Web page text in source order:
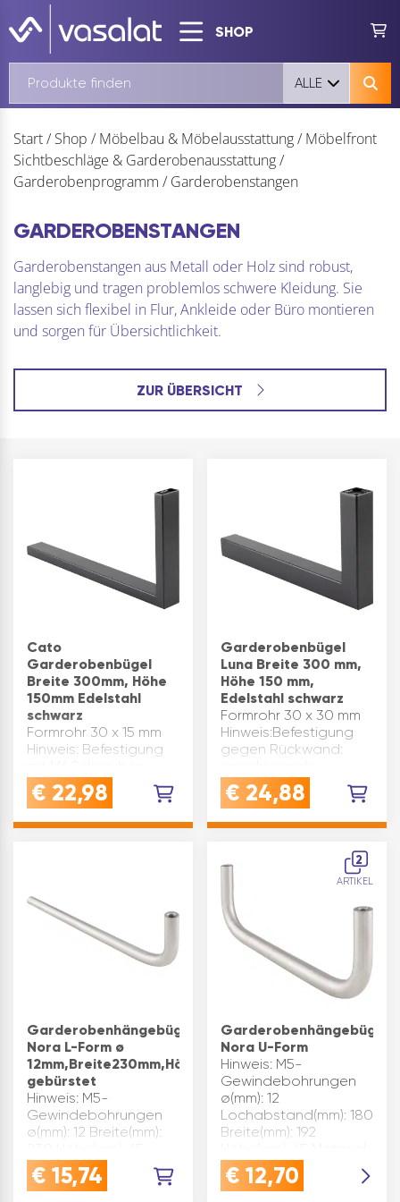
SHOP
ALLE
Start/ Shop / Möbelbau & Möbelausstattung/ Möbelfront
Sichtbeschläge & Garderobenausstattung/
Garderobenprogramm / Garderobenstangen
GARDEROBENSTANGEN
Garderobenstangen aus Metall oder Holz sind robust,
langlebig und tragen problemlos schwere Kleidung. Sie
lassen sich flexibel in Flur, Ankleide oder Büro montieren
und sorgen für Übersichtlichkeit.
ZUR ÜBERSICHT
Cato
Garderobenbügel
Breite 300mm, Höhe
150mm Edelstahl
schwarz
Formrohr 30 x 15 mm
Hinweis: Befestigung
gegen Rückwand und
unter Hutbrett.
M6 Schrauben
Produktart:
Garderobe…
€ 22,98
Garderobenbügel
Luna Breite 300 mm,
Höhe 150 mm,
Edelstahl schwarz
Formrohr 30 x 30 mm
Hinweis:Befestigung
gegen Rückwand:
Befestigungshülse
wird von vorne
Garderobenbügel
mittels Wurmschraube
fixiert.Befestigung
oben…
€ 24,88
Garderobenhängebügel
Nora L-Form ø
12mm,Breite230mm,Höhe65mm,Edelstahl
gebürstet
Hinweis: M5-
Gewindebohrungen
ø(mm): 12 Breite(mm):
Material: Edelstahl
Montageart: unter
€ 15,74
2
ARTIKEL
Garderobenhängebügel
Nora U-Form
Hinweis: M5-
Gewindebohrungen
ø(mm): 12
Lochabstand(mm): 180
Breite(mm): 192
Edelstahl Montageart:
unter Hutbrett
€ 12,70